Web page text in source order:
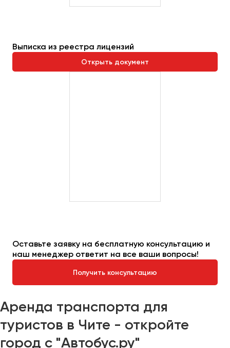
Выписка из реестра лицензий
Открыть документ
Оставьте заявку на бесплатную консультацию и
наш менеджер ответит на все ваши вопросы!
Получить консультацию
Аренда транспорта для
туристов в Чите - откройте
город с "Автобус.ру"